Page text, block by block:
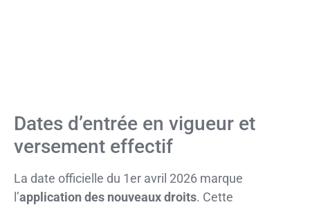
Dates d’entrée en vigueur et
versement effectif
La date officielle du 1er avril 2026 marque
l’application des nouveaux droits. Cette